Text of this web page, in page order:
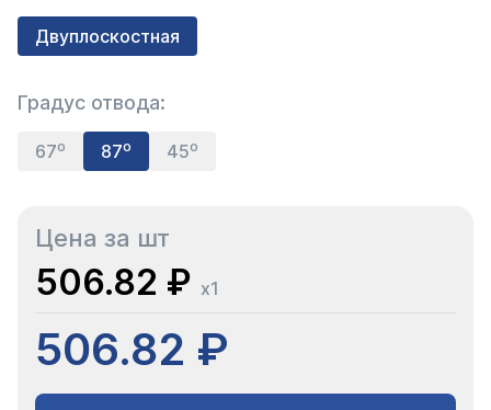
Двуплоскостная
Градус отвода:
67⁰ 87⁰ 45⁰
Цена за шт
506.82 ₽ x1
506.82 ₽